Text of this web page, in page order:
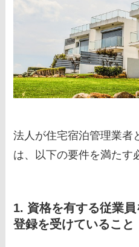
法人が住宅宿泊管理業者
は、以下の要件を満たす
1. 資格を有する従業
登録を受けていること